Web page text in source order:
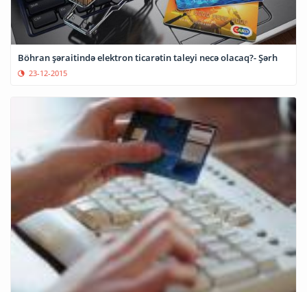
Böhran şəraitində elektron ticarətin taleyi necə olacaq?- Şərh
23-12-2015